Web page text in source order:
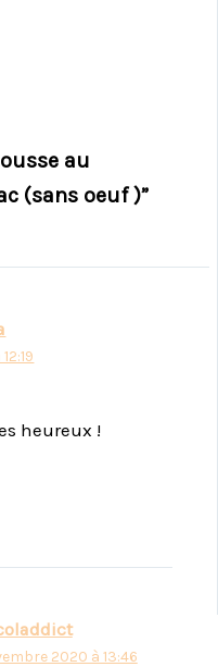
au
(sans oeuf )”
heureux !
2020 à 13:46